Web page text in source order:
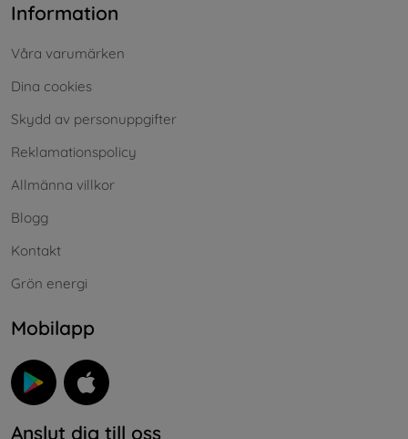
Information
Våra varumärken
Dina cookies
Skydd av personuppgifter
Reklamationspolicy
Allmänna villkor
Blogg
Kontakt
Grön energi
Mobilapp
Anslut dig till oss